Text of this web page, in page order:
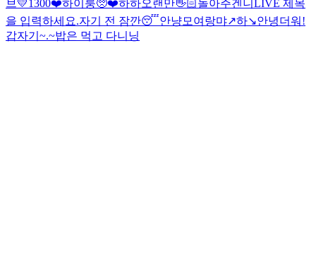
브 💛1300❤️하이룽🥺❤️하하오랜만👋🏻놀아주겐니 LIVE 제목
을 입력하세요.자기 전 잠깐😴안냥모여랑먀↗️하↘️안녕더워!
갑자기~.~밥은 먹고 다니닝